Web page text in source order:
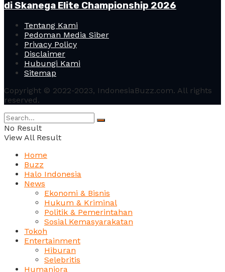
di Skanega Elite Championship 2026
Tentang Kami
Pedoman Media Siber
Privacy Policy
Disclaimer
Hubungi Kami
Sitemap
Copyright © 2022-2023, IndonesiaBuzz.com. All rights
reserved.
No Result
View All Result
Home
Buzz
Halo Indonesia
News
Ekonomi & Bisnis
Hukum & Kriminal
Politik & Pemerintahan
Sosial Kemasyarakatan
Tokoh
Entertainment
Hiburan
Selebritis
Humaniora